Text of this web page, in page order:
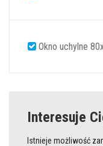
Okno uchylne
Interesuje
Istnieje możliwość